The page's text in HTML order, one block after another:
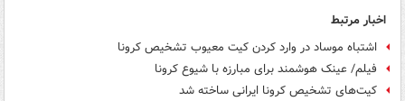
اخبار مرتبط
اشتباه موساد در وارد کردن کیت معیوب تشخیص کرونا
فیلم/ عینک هوشمند برای مبارزه با شیوع کرونا
کیت‌های تشخیص کرونا ایرانی ساخته شد